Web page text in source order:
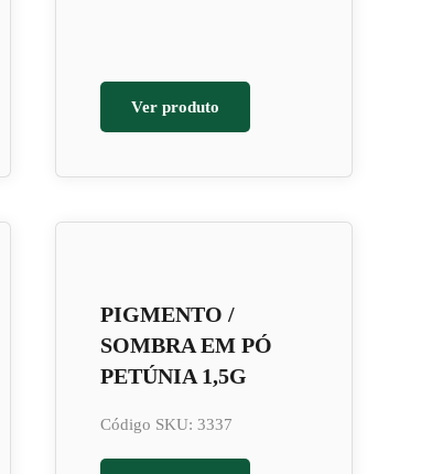
Ver produto
PIGMENTO /
SOMBRA EM PÓ
PETÚNIA 1,5G
Código SKU: 3337